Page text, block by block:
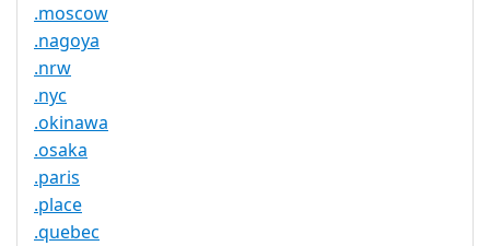
.moscow
.nagoya
.nrw
.nyc
.okinawa
.osaka
.paris
.place
.quebec